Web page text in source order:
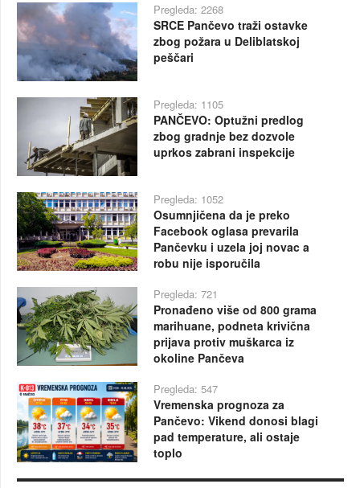
Pregleda: 2268
SRCE Pančevo traži ostavke
zbog požara u Deliblatskoj
peščari
Pregleda: 1105
PANČEVO: Optužni predlog
zbog gradnje bez dozvole
uprkos zabrani inspekcije
Pregleda: 1052
Osumnjičena da je preko
Facebook oglasa prevarila
Pančevku i uzela joj novac a
robu nije isporučila
Pregleda: 721
Pronađeno više od 800 grama
marihuane, podneta krivična
prijava protiv muškarca iz
okoline Pančeva
Pregleda: 547
Vremenska prognoza za
Pančevo: Vikend donosi blagi
pad temperature, ali ostaje
toplo